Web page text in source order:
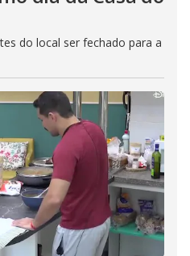
do local ser fechado para a